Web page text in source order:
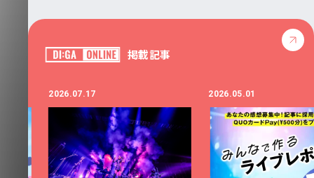
掲載記事
2026.07.17 2026.05.01